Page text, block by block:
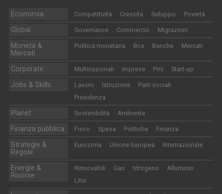
Economia Competitività Crescita Sviluppo Povertà
Global Governance Commercio Migrazioni
Moneta &
Mercati
Politica monetaria Bce Banche Mercati
Corporate Multinazionali Imprese Pmi Start-up
Jobs & Skills Lavoro Istruzione
Parti sociali
Previdenza
Planet Sostenibilità Ambiente
Finanza pubblica Fisco Spesa Politiche Finanza
Strategie &
Regole
Eurozona Unione Europea Internazionale
Energie &
Risorse
Rinnovabili Gas Idrogeno
Alluminio
Litio